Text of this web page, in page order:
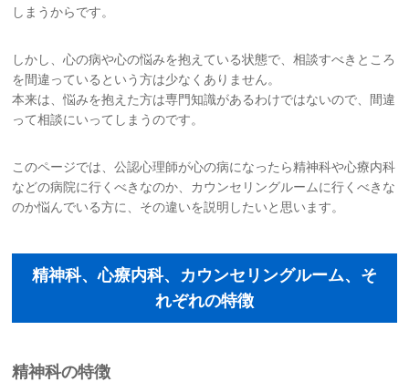
ブログ
採用情報
しまうからです。
しかし、心の病や心の悩みを抱えている状態で、相談すべきところ
を間違っているという方は少なくありません。
本来は、悩みを抱えた方は専門知識があるわけではないので、間違
って相談にいってしまうのです。
このページでは、公認心理師が心の病になったら精神科や心療内科
などの病院に行くべきなのか、カウンセリングルームに行くべきな
のか悩んでいる方に、その違いを説明したいと思います。
精神科、心療内科、カウンセリングルーム、そ
れぞれの特徴
精神科の特徴